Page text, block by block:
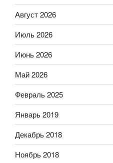
Август 2026
Июль 2026
Июнь 2026
Май 2026
Февраль 2025
Январь 2019
Декабрь 2018
Ноябрь 2018